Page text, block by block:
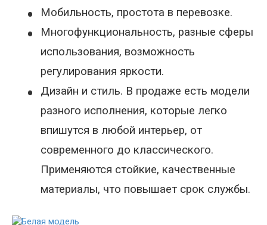
• Мобильность, простота в перевозке.
•
Многофункциональность, разные сферы
использования, возможность
регулирования яркости.
•
Дизайн и стиль. В продаже есть модели
разного исполнения, которые легко
впишутся в любой интерьер, от
современного до классического.
Применяются стойкие, качественные
материалы, что повышает срок службы.